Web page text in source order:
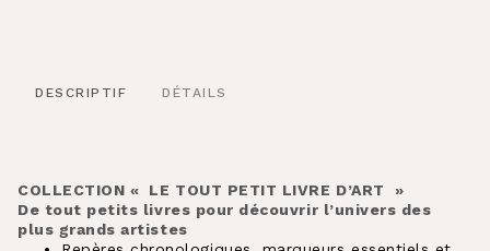
DESCRIPTIF DÉTAILS
COLLECTION « LE TOUT PETIT LIVRE D’ART »
De tout petits livres pour découvrir l’univers des
plus grands artistes